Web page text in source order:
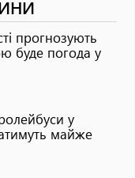
прогнозують
буде погода у
у
майже